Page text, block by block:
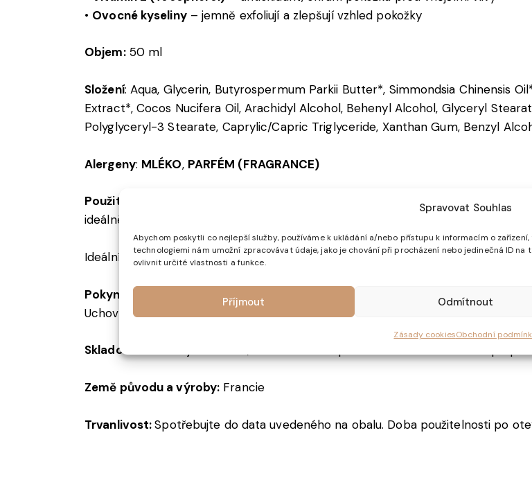
Spravovat Souhlas
Abychom poskytli co nejlepší služby, používáme k ukládání a/nebo přístupu k informacím o
technologiemi nám umožní zpracovávat údaje, jako je chování při procházení nebo jedinečná ID na
ovlivnit určité vlastnosti a funkce.
Příjmout Odmítnout
Zásady cookiesObchodní
• Ovocné kyseliny– jemně exfoliují a zlepšují vzhled pokožky
Objem:50 ml
Složení: Aqua, Glycerin, Butyrospermum Parkii Butter*, Simmondsia Chinensis
Extract*, Cocos Nucifera Oil, Arachidyl Alcohol, Behenyl Alcohol, Glyceryl
Polyglyceryl-3 Stearate, Caprylic/Capric Triglyceride, Xanthan Gum, Benzyl
Alergeny: MLÉKO, PARFÉM (FRAGRANCE)
Použití
: Naneste malé množství krému na čisté ruce a jemně vmasírujte do
ideálně po každém mytí rukou.
Ideální pro každodenní péči o ruce.
Pokyny k bezpečnosti:
Pouze pro vnější použití. Vyhněte se kontaktu s očima.
Uchovávejte mimo dosah dětí.
Skladování
Země původu a výroby: Francie
Trvanlivost:Spotřebujte do data uvedeného na obalu. Doba použitelnosti po